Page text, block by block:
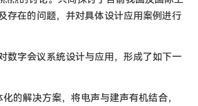
存在的问题，并对具体设计应用案例进行
数字会议系统设计与应用，形成了如下一
的解决方案，将电声与建声有机结合，